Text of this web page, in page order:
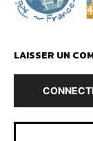
LAISSER UN